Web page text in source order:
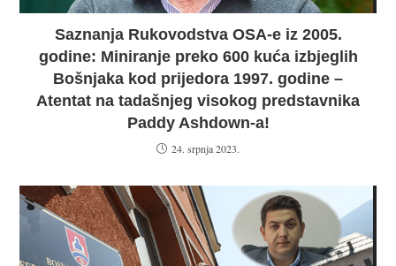
Saznanja Rukovodstva OSA-e iz 2005.
godine: Miniranje preko 600 kuća izbjeglih
Bošnjaka kod prijedora 1997. godine –
Atentat na tadašnjeg visokog predstavnika
Paddy Ashdown-a!
24. srpnja 2023.